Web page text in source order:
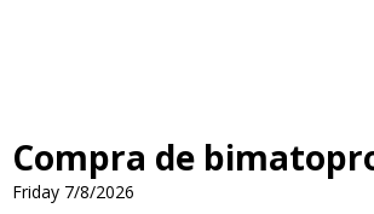
Compra de
Friday 7/8/2026